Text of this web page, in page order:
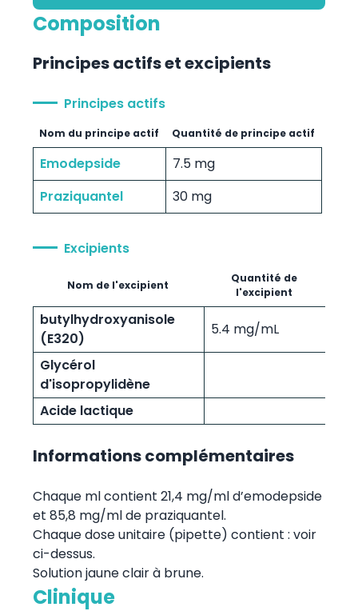
Composition
Principes actifs et excipients
Principes actifs
Nom du principe actif Quantité de principe actif
Emodepside
7.5 mg
Praziquantel
30 mg
Excipients
Nom de l'excipient
Quantité de
l'excipient
butylhydroxyanisole
(E320)
5.4 mg/mL
Glycérol
d'isopropylidène
Acide lactique
Informations complémentaires
Chaque ml contient 21,4 mg/ml d’emodepside
et 85,8 mg/ml de praziquantel.
Chaque dose unitaire (pipette) contient : voir
ci-dessus.
Solution jaune clair à brune.
Clinique